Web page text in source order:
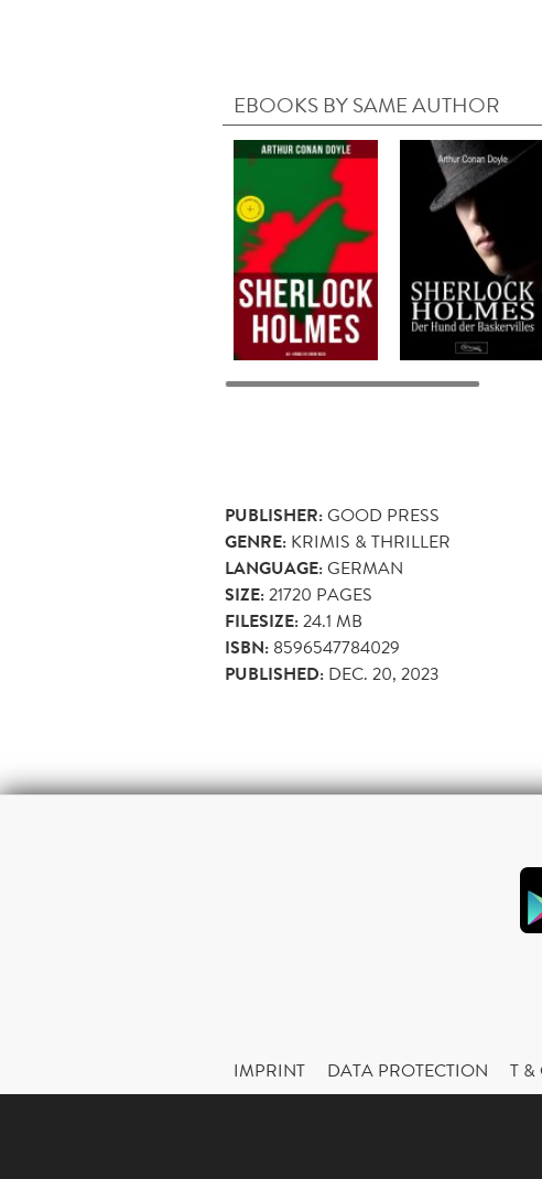
EBOOKS BY SAME AUTHOR
PUBLISHER:GOOD PRESS
GENRE: KRIMIS & THRILLER
LANGUAGE:GERMAN
SIZE:21720 PAGES
FILESIZE:24.1 MB
ISBN: 8596547784029
PUBLISHED: DEC. 20, 2023
IMPRINT DATA PROTECTION T &